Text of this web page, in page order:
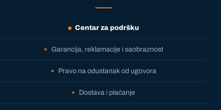
Centar za podršku
Garancija, reklamacije i saobraznost
Pravo na odustanak od ugovora
Dostava i plaćanje